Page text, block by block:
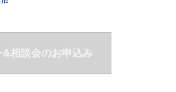
&相談会のお申込み